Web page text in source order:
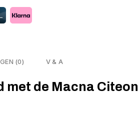
(0) V & A
de Macna Citeon